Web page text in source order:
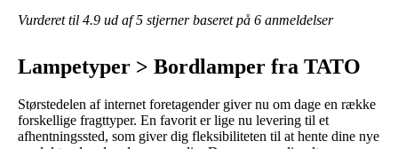
Vurderet til 4.9 ud af 5 stjerner baseret på 6 anmeldelser
Lampetyper > Bordlamper fra TATO
Størstedelen af internet foretagender giver nu om dage en række
forskellige fragttyper. En favorit er lige nu levering til et
afhentningssted, som giver dig fleksibiliteten til at hente dine nye